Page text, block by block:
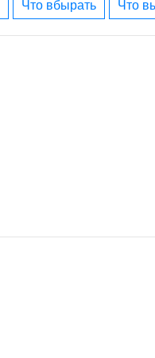
что вбырать что